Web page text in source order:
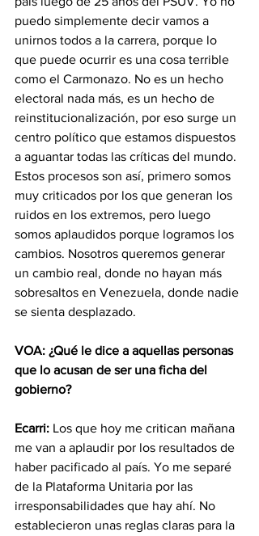
puedo simplemente decir vamos a
unirnos todos a la carrera, porque lo
que puede ocurrir es una cosa terrible
como el Carmonazo. No es un hecho
electoral nada más, es un hecho de
reinstitucionalización, por eso surge un
centro político que estamos dispuestos
a aguantar todas las críticas del mundo.
Estos procesos son así, primero somos
muy criticados por los que generan los
ruidos en los extremos, pero luego
somos aplaudidos porque logramos los
cambios. Nosotros queremos generar
un cambio real, donde no hayan más
sobresaltos en Venezuela, donde nadie
se sienta desplazado.
VOA: ¿Qué le dice a aquellas personas
que lo acusan de ser una ficha del
gobierno?
Ecarri: Los que hoy me critican mañana
me van a aplaudir por los resultados de
haber pacificado al país. Yo me separé
de la Plataforma Unitaria por las
irresponsabilidades que hay ahí. No
establecieron unas reglas claras para la